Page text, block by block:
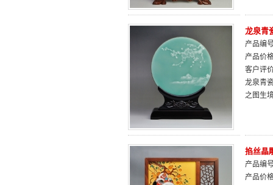
龙泉青
产品编
产品价
客户评
龙泉青
之图生
掐丝晶
产品编
产品价